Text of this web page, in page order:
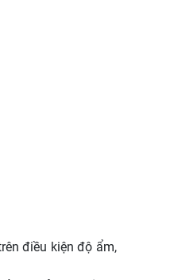
điều kiện độ ẩm,